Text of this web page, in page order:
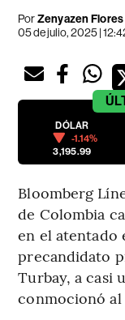
PorZenyazen Flores
05 de julio, 2025 |
DÓLAR
-1.14%
3,195.99
Bloomberg
de Colombia
en el atentado
precandidato
Turbay, a casi
conmocionó al